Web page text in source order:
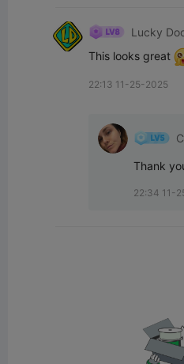
Lucky
This looks great
22:13 11-25-2025
Thank
22:34 11-